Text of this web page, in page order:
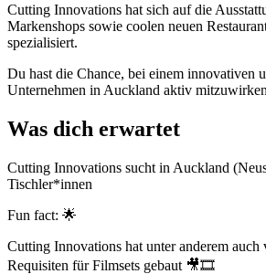
Cutting Innovations hat sich auf die
Markenshops sowie coolen neuen
spezialisiert.
Du hast die Chance, bei einem innovativen
Unternehmen in Auckland aktiv
Was dich erwartet
Cutting Innovations sucht in Auckland
Tischler*innen
Fun fact: 🌟
Cutting Innovations hat unter anderem auch
Requisiten für Filmsets gebaut 🎥🎞️